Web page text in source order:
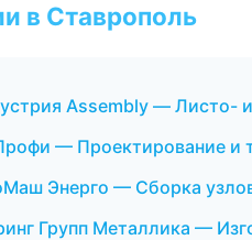
в Ставрополь
Assembly — Листо-
— Проектирование и
Энерго — Сборка
Групп Металлика —